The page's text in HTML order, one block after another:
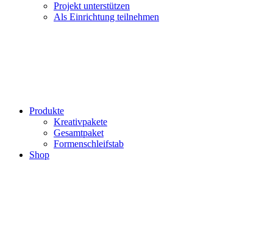
Projekt unterstützen
Als Einrichtung teilnehmen
Produkte
Kreativpakete
Gesamtpaket
Formenschleifstab
Shop